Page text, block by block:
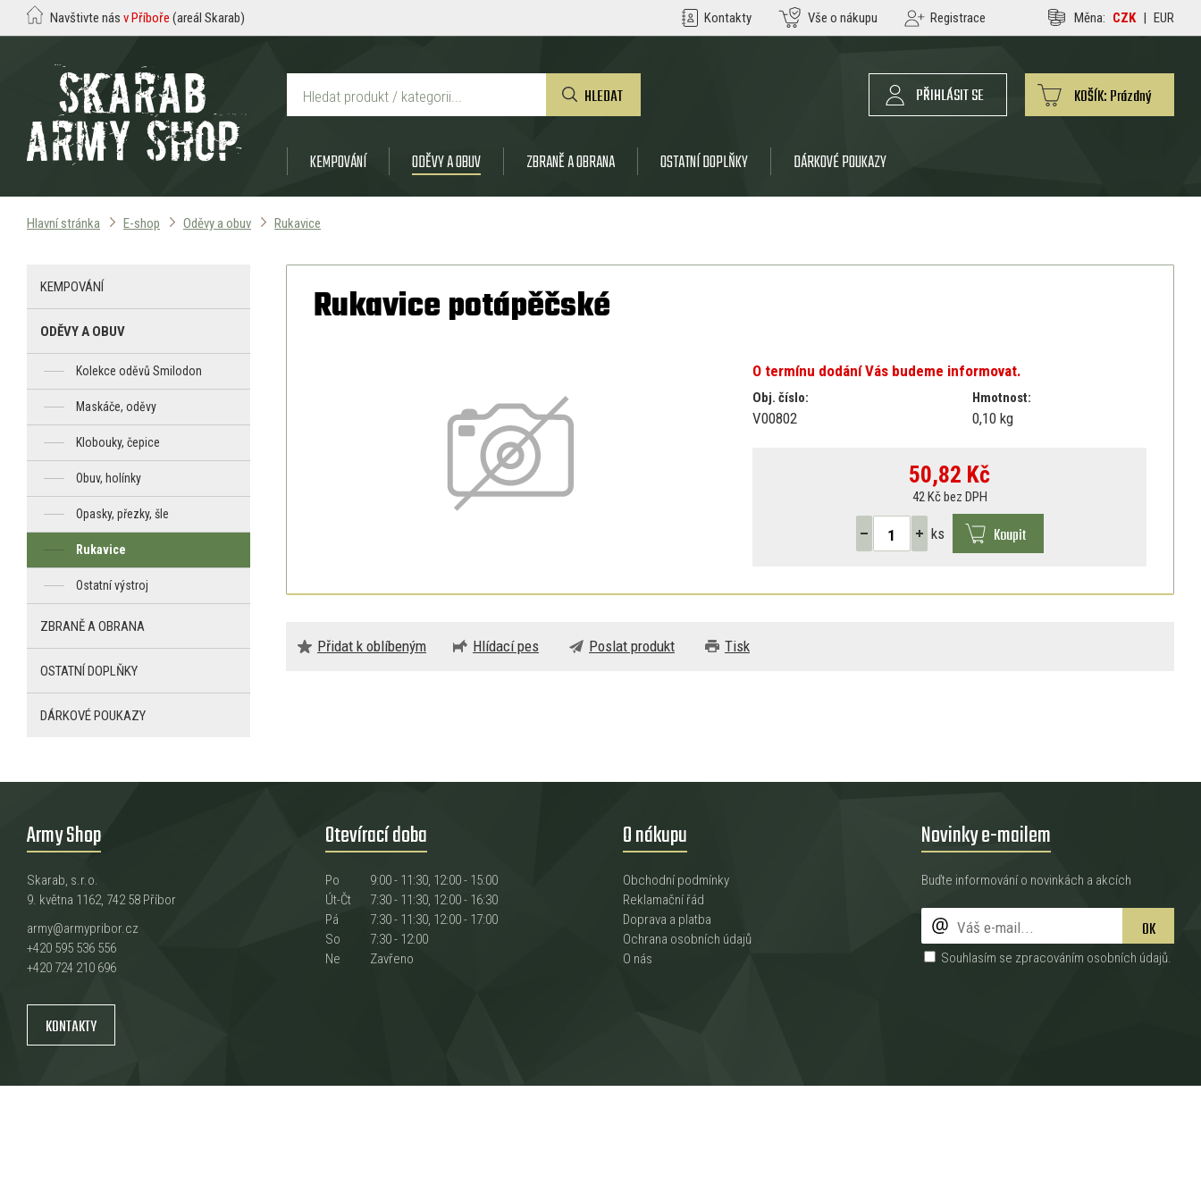
Navštivte nás v Příboře (areál Skarab) Kontakty Vše o nákupu Registrace Měna: CZK | EUR
HLEDAT KOŠÍK:Prázdný
PŘIHLÁSIT SE
KEMPOVÁNÍ ODĚVY A OBUV ZBRANĚ A OBRANA OSTATNÍ DOPLŇKY DÁRKOVÉ POUKAZY
Hlavní stránka E-shop Oděvy a obuv Rukavice
Rukavice potápěčské
O termínu dodání Vás budeme informovat.
Obj. číslo:
V00802
Hmotnost:
0,10 kg
50,82 Kč
42 Kč bez DPH
ks Koupit
Přidat k oblíbeným Hlídací pes Poslat produkt Tisk
KEMPOVÁNÍ
ODĚVY A OBUV
Kolekce oděvů Smilodon
Maskáče, oděvy
Klobouky, čepice
Obuv, holínky
Opasky, přezky, šle
Rukavice
Ostatní výstroj
ZBRANĚ A OBRANA
OSTATNÍ DOPLŇKY
DÁRKOVÉ POUKAZY
Army Shop
Skarab, s.r.o.
9. května 1162, 742 58 Příbor
army@armypribor.cz
+420 595 536 556
+420 724 210 696
KONTAKTY
Otevírací doba
Po
9:00 - 11:30, 12:00 - 15:00
Út-Čt
7:30 - 11:30, 12:00 - 16:30
Pá
7:30 - 11:30, 12:00 - 17:00
So
7:30 - 12:00
Ne
Zavřeno
O nákupu
Obchodní podmínky
Reklamační řád
Doprava a platba
Ochrana osobních údajů
O nás
Novinky e-mailem
Buďte informování o novinkách a akcích
OK
Souhlasím se zpracováním osobních údajů.